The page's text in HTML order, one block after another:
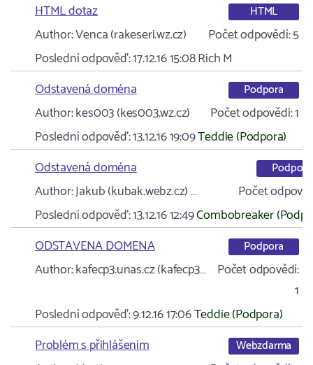
HTML dotaz
HTML
Author:Venca (rakeseri.wz.cz) Počet odpovědí:5
Poslední odpověď:17.12.16 15:08Rich M
Odstavená doména
Podpora
Author:kes003 (kes003.wz.cz) Počet odpovědí:1
Poslední odpověď:13.12.16 19:09Teddie (Podpora)
Odstavená doména
Podpora
Author:Jakub (kubak.webz.cz) …
Počet
Poslední odpověď:13.12.16 12:49Combobreaker
ODSTAVENA DOMENA
Podpora
Author:kafecp3.unas.cz (kafecp3…
Počet odpovědí:
1
Poslední odpověď:9.12.16 17:06Teddie (Podpora)
Problém s přihlášením
Webzdarma